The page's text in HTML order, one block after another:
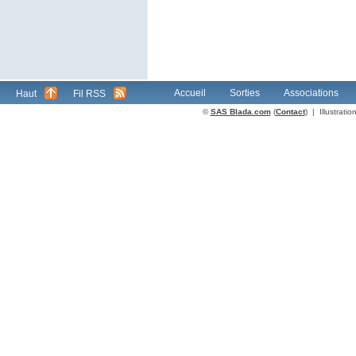
Haut Fil RSS Accueil Sorties Associations
©SAS Blada.com(Contact) |